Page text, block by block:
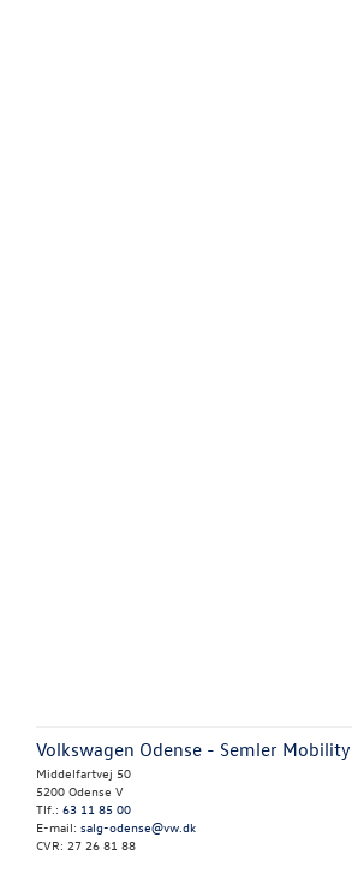
Volkswagen Odense - Semler Mobility
Middelfartvej 50
5200 Odense V
Tlf.: 63 11 85 00
E-mail: salg-odense@vw.dk
CVR: 27 26 81 88